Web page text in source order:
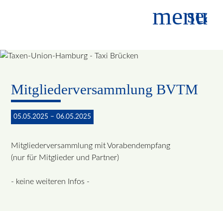
menu
Mitgliederversammlung BVTM
05.05.2025 – 06.05.2025
Mitgliederversammlung mit Vorabendempfang
(nur für Mitglieder und Partner)
- keine weiteren Infos -